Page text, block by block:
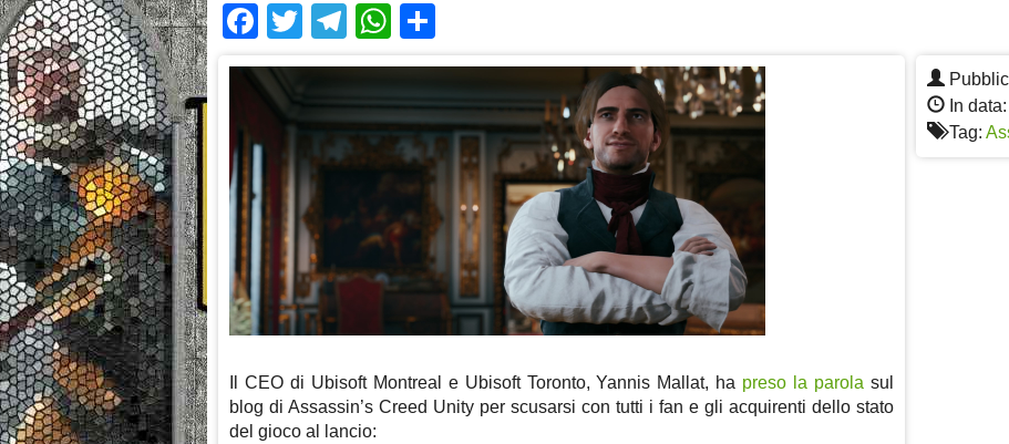
Facebook
TwitterTelegram
WhatsApp
In
Tag:
Il CEO di Ubisoft Montreal e Ubisoft Toronto, Yannis Mallat, ha preso la parola sul
blog di Assassin’s Creed Unity per scusarsi con tutti i fan e gli acquirenti dello stato
del gioco al lancio: